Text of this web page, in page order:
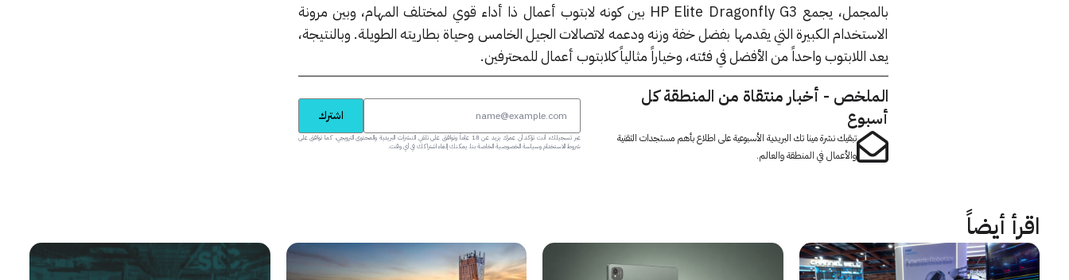
بالمجمل، يجمع HP Elite Dragonfly G3 بين كونه لابتوب أعمال ذا أداء قوي لمختلف المهام، وبين مرونة
الاستخدام الكبيرة التي يقدمها بفضل خفة وزنه ودعمه لاتصالات الجيل الخامس وحياة بطاريته الطويلة. وبالنتيجة،
يعد اللابتوب واحداً من الأفضل في فئته، وخياراً مثالياً كلابتوب أعمال للمحترفين.
الملخص - أخبار منتقاة من المنطقة كل
أسبوع
تبقيك نشرة مينا تك البريدية الأسبوعية على اطلاع بأهم مستجدات التقنية
والأعمال في المنطقة والعالم.
اشترك
عبر تسجيلك، أنت تؤكد أن عمرك يزيد عن 18 عاماً وتوافق على تلقي النشرات البريدية والمحتوى الترويجي، كما توافق على
شروط الاستخدام وسياسة الخصوصية الخاصة بنا. يمكنك إلغاء اشتراكك في أي وقت.
اقرأ أيضاً